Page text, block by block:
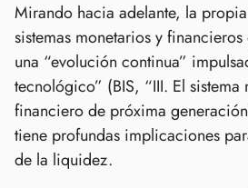
Mirando hacia adelante, la
sistemas monetarios y
una “evolución continua”
tecnológico” (BIS, “III. El sistema
financiero de próxima
tiene profundas implicaciones
de la liquidez.